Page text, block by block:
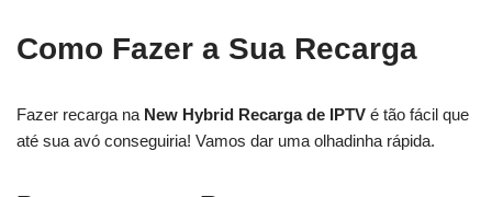
Como Fazer a Sua Recarga
Fazer recarga na New Hybrid Recarga de IPTV é tão fácil que
até sua avó conseguiria! Vamos dar uma olhadinha rápida.